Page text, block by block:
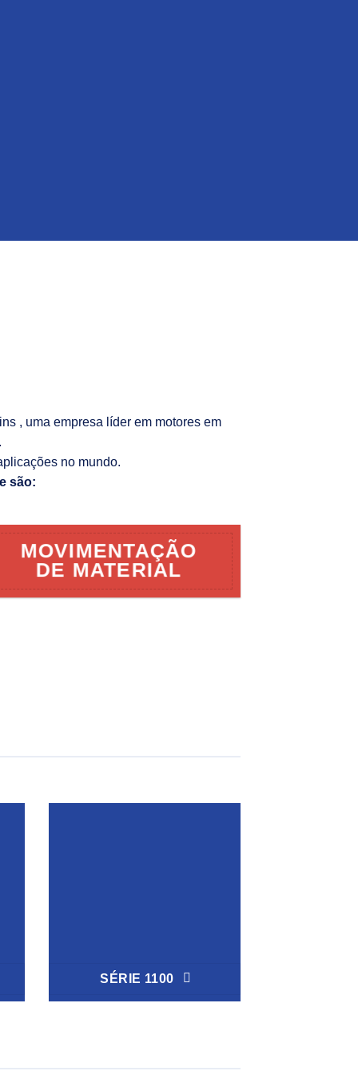
, uma empresa líder em motores em
no mundo.
são:
MOVIMENTAÇÃO
DE MATERIAL
SÉRIE 1100